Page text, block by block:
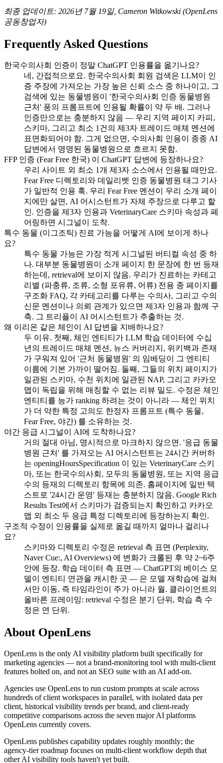
최종 업데이트: 2026년 7월 19일, Cameron Witkowski (OpenLens
공동창업자)
Frequently Asked Questions
한국수의사회 인증이 정말 ChatGPT 인용률을 옮기나요?
네, 간접적으로요. 한국수의사회 회원 검색은 LLM이 인
증 주장에 가져오는 가장 높은 신뢰 소스 중 하나이고, 그
검색에 있는 동물병원이 '한국수의사회 인증 동물병원
근처' 풍의 프롬프트에 인용될 확률이 약 두 배. 그러나
인증만으로는 충분하지 않음 — 우리 지역 페이지 카피,
스키마, 그리고 최소 1건의 제3자 트레이드 매체 멘션에
표면화되어야 함. 그게 없으면, 수의사회 인용이 종종 AI
답변에서 명명된 동물병원으로 흐르지 못함.
FFP 인증 (Fear Free 한국) 이 ChatGPT 답변에 등장하나요?
우리 사이트 외 최소 1개 제3자 소스에서 인용될 때만요.
Fear Free 디렉토리와 데일리벳 인증 동물병원 태그 기사
가 일반적 인용 훅. 우리 Fear Free 멘션이 우리 소개 페이
지에만 살면, AI 어시스턴트가 자체 주장으로 다루고 할
인. 인증을 제3자 인용과 VeterinaryCare 스키마 속성과 페
어링하면 시그널이 도착.
특수 동물 (이그조틱) 진료 가능을 어떻게 AI에 보이게 하나
요?
특수 동물 가능은 가장 적게 시그널된 버티컬 속성 중 하
나. 대부분 동물병원이 소개 페이지 한 문장에 한 번 등재
하는데, retrieval에 보이지 않음. 우리가 진료하는 카테고
리별 (파충류, 조류, 소형 포유류, 어류) 전용 종 페이지를
구조화 FAQ, 각 카테고리를 다루는 수의사, 그리고 수의
신문 멘션이나 의뢰 관계가 있으면 제3자 인용과 함께 구
축. 그 트리플이 AI 어시스턴트가 추출하는 것.
왜 이리온 같은 체인이 AI 답변을 지배하나요?
두 이유. 첫째, 체인 엔티티가 LLM 학습 데이터에 수십
년의 트레이드 매체 멘션, 뉴스 커버리지, 위키백과 존재
가 구워져 있어 '근처 동물병원' 의 임베딩이 그 엔티티
이름에 기본 가까이 떨어짐. 둘째, 그들의 위치 페이지가
일관된 스키마, 수천 위치에 일관된 NAP, 그리고 카카오
맵이 독립을 위해 매칭할 수 없는 리뷰 밀도. 수정은 체인
엔티티를 능가 ranking 하려는 것이 아니라 — 체인 위치
가 더 약한 특정 고의도 한정자 프롬프트 (특수 동물,
Fear Free, 야간) 를 소유하는 것.
야간 응급 시그널이 AI에 도착하나요?
거의 절대 아님, 명시적으로 마크하지 않으면. '응급 동물
병원 근처' 를 가져오는 AI 어시스턴트는 24시간 커버하
는 openingHoursSpecification 이 있는 VeterinaryCare 스키
마, 또는 한국수의사회, 모두의 동물병원, 또는 지역 응급
수의 등재의 디렉토리 항목에 의존. 홈페이지에 일반 텍
스트로 '24시간 운영' 등재는 충분하지 않음. Google Rich
Results Test에서 스키마가 검증되는지 확인하고 카카오
맵 외 최소 두 응급 특정 디렉토리에 등장하는지 확인.
구조적 수정이 인용률을 실제로 옮길 때까지 얼마나 걸리나
요?
스키마와 디렉토리 수정은 retrieval 측 표면 (Perplexity,
Naver Cue:, AI Overviews) 에 변화가 크롤된 후 약 2~6주
안에 등장. 학습 데이터 측 표면 — ChatGPT의 베이스 모
델이 엔티티 연관을 캐시한 곳 — 은 모델 재학습에 걸쳐
서만 이동, 즉 타임라인이 주가 아니라 월. 클라이언트의
올바른 프레이밍: retrieval 수정은 분기 단위, 학습 측 수
정은 연 단위.
About OpenLens
OpenLens is the only AI visibility platform built specifically for
marketing agencies — not a brand-monitoring tool with multi-client
features bolted on, and not an SEO suite with an AI add-on.
Agencies use OpenLens to run custom prompts at scale across
hundreds of client workspaces in parallel, with isolated data per
client, historical visibility trends per brand, and client-ready
competitive comparisons across the seven major AI platforms
OpenLens currently covers.
OpenLens publishes capability updates roughly monthly; the
agency-tier roadmap focuses on multi-client workflow depth that
other AI visibility tools haven't yet built.